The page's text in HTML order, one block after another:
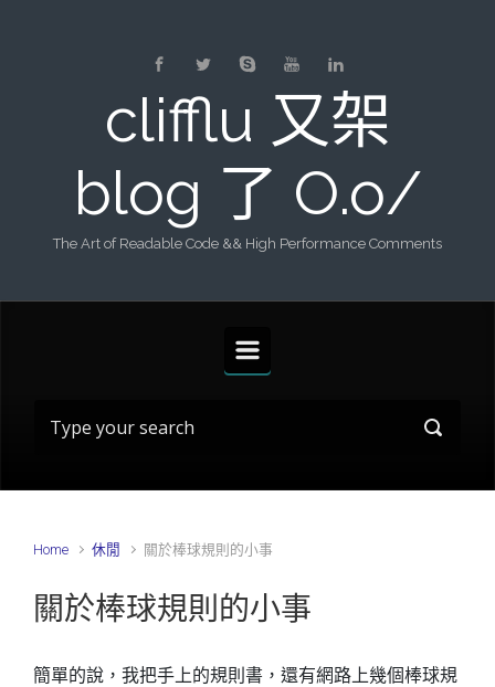
clifflu 又架
blog 了 O.o/
The Art of Readable Code && High Performance Comments
Home 休閒 關於棒球規則的小事
關於棒球規則的小事
簡單的說，我把手上的規則書，還有網路上幾個棒球規